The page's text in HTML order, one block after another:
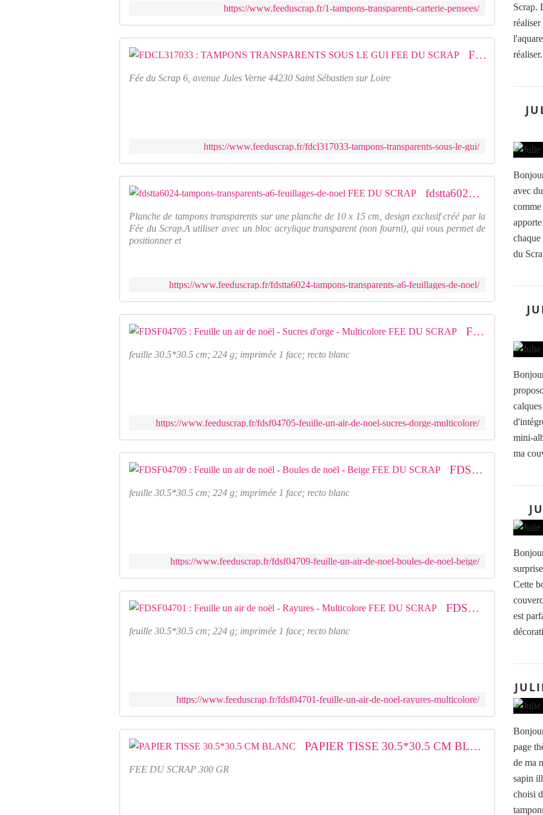
https://www.feeduscrap.fr/1-tampons-transparents-carterie-pensees/
FDCL317033 : TAMPONS TRANSPARENTS SOUS LE GUI FEE DU SCRAP
Fée du Scrap 6, avenue Jules Verne 44230 Saint Sébastien sur Loire
https://www.feeduscrap.fr/fdcl317033-tampons-transparents-sous-le-gui/
fdstta6024-tampons-transparents-a6-feuillages-de-noel FEE DU SCRAP
Planche de tampons transparents sur une planche de 10 x 15 cm, design exclusif créé par la
Fée du Scrap.A utiliser avec un bloc acrylique transparent (non fourni), qui vous permet de
positionner et
https://www.feeduscrap.fr/fdstta6024-tampons-transparents-a6-feuillages-de-noel/
FDSF04705 : Feuille un air de noël - Sucres d'orge - Multicolore FEE DU SCRAP
feuille 30.5*30.5 cm; 224 g; imprimée 1 face; recto blanc
https://www.feeduscrap.fr/fdsf04705-feuille-un-air-de-noel-sucres-dorge-multicolore/
FDSF04709 : Feuille un air de noël - Boules de noël - Beige FEE DU SCRAP
feuille 30.5*30.5 cm; 224 g; imprimée 1 face; recto blanc
https://www.feeduscrap.fr/fdsf04709-feuille-un-air-de-noel-boules-de-noel-beige/
FDSF04701 : Feuille un air de noël - Rayures - Multicolore FEE DU SCRAP
feuille 30.5*30.5 cm; 224 g; imprimée 1 face; recto blanc
https://www.feeduscrap.fr/fdsf04701-feuille-un-air-de-noel-rayures-multicolore/
PAPIER TISSE 30.5*30.5 CM BLANC
FEE DU SCRAP 300 GR
Scrap.
réaliser
avec
chaque
du
mini-
ma
Cette
est
page
de ma
sapin
choisi